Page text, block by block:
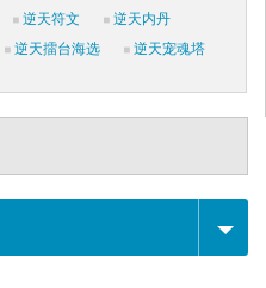
逆天符文
逆天内丹
逆天擂台海选 逆天宠魂塔